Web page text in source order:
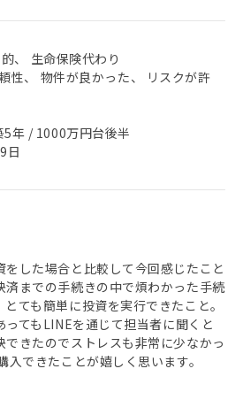
、 生命保険代わり
性、 物件が良かった、 リスクが許
年 / 1000万円台後半
日
した場合と比較して今回感じたこと
済までの手続きの中で煩わかった手続
ても簡単に投資を実行できたこと。
ってもLINEを通じて担当者に聞くと
きたのでストレスも非常に少なかっ
入できたことが嬉しく思います。